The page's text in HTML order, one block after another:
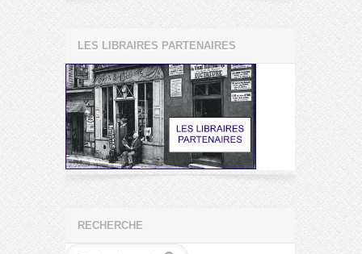
LES LIBRAIRES PARTENAIRES
RECHERCHE